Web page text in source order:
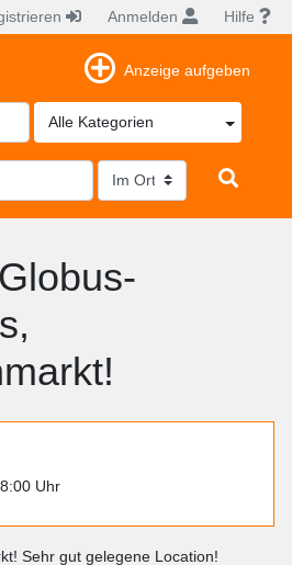
Anmelden Hilfe
Anzeige aufgeben
Alle Kategorien
Uhr
Sehr gut gelegene Location!